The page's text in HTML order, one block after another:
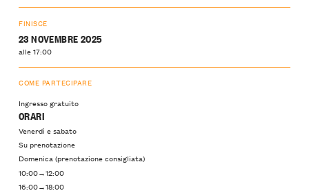
FINISCE
23 NOVEMBRE 2025
alle 17:00
COME PARTECIPARE
Ingresso gratuito
ORARI
Venerdì e sabato
Su prenotazione
Domenica (prenotazione consigliata)
10:00→12:00
16:00→18:00